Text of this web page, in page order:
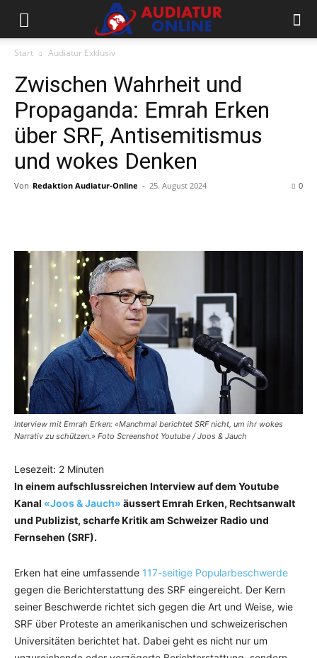
Start Audiatur Exklusiv
Zwischen Wahrheit und
Propaganda: Emrah Erken
über SRF, Antisemitismus
und wokes Denken
Von Redaktion Audiatur-Online - 25. August 2024 0
Interview mit Emrah Erken: «Manchmal berichtet SRF nicht, um ihr wokes
Narrativ zu schützen.» Foto Screenshot Youtube / Joos & Jauch
Lesezeit: 2 Minuten
In einem aufschlussreichen Interview auf dem Youtube
Kanal «Joos & Jauch» äussert Emrah Erken, Rechtsanwalt
und Publizist, scharfe Kritik am Schweizer Radio und
Fernsehen (SRF).
Erken hat eine umfassende 117-seitige Popularbeschwerde
gegen die Berichterstattung des SRF eingereicht. Der Kern
seiner Beschwerde richtet sich gegen die Art und Weise, wie
SRF über Proteste an amerikanischen und schweizerischen
Universitäten berichtet hat. Dabei geht es nicht nur um